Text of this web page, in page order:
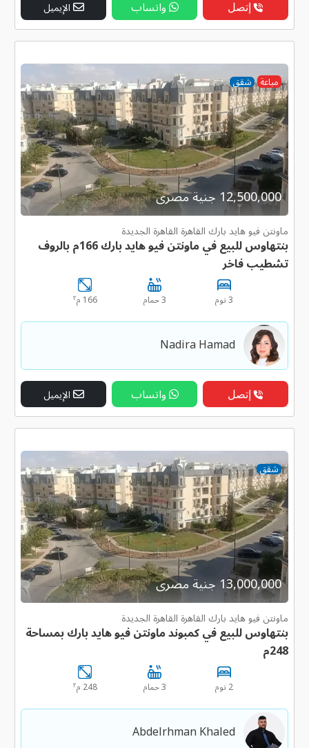
إتصل واتساب الإيميل
مباعة شقق
12,500,000 جنية مصرى
ماونتن فيو هايد بارك القاهرة القاهرة الجديدة
بنتهاوس للبيع في ماونتن فيو هايد بارك 166م بالروف
تشطيب فاخر
3 نوم 3 حمام 166 م ٢
Nadira Hamad
إتصل واتساب الإيميل
شقق
13,000,000 جنية مصرى
ماونتن فيو هايد بارك القاهرة القاهرة الجديدة
بنتهاوس للبيع في كمبوند ماونتن فيو هايد بارك بمساحة
248م
2 نوم 3 حمام 248 م ٢
Abdelrhman Khaled